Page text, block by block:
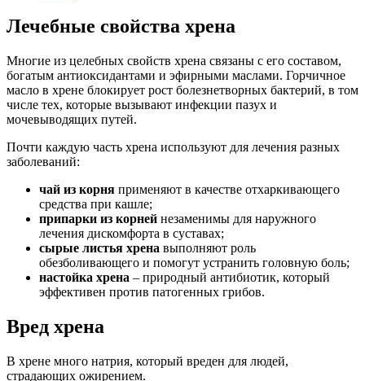
Лечебные свойства хрена
Многие из целебных свойств хрена связаны с его составом,
богатым антиоксидантами и эфирными маслами. Горчичное
масло в хрене блокирует рост болезнетворных бактерий, в том
числе тех, которые вызывают инфекции пазух и
мочевыводящих путей.
Почти каждую часть хрена используют для лечения разных
заболеваний:
чай из корня применяют в качестве отхаркивающего
средства при кашле;
припарки из корней незаменимы для наружного
лечения дискомфорта в суставах;
сырые листья хрена выполняют роль
обезболивающего и помогут устранить головную боль;
настойка хрена – природный антибиотик, который
эффективен против патогенных грибов.
Вред хрена
В хрене много натрия, который вреден для людей,
страдающих ожирением.